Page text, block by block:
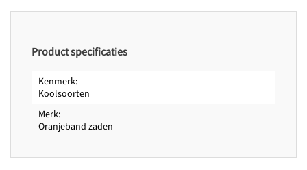
Zaaitijd buiten van
maart
Oogsttijd tot
september
Product specificaties
Kenmerk
Koolsoorten
Merk
Oranjeband zaden